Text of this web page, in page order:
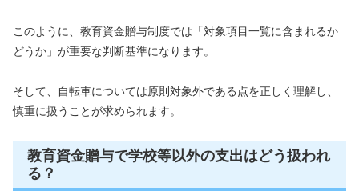
このように、教育資金贈与制度では「対象項目一覧に含まれるか
どうか」が重要な判断基準になります。
そして、自転車については原則対象外である点を正しく理解し、
慎重に扱うことが求められます。
教育資金贈与で学校等以外の支出はどう扱われ
る？